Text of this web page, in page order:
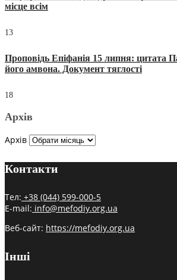
місце всім
13
Проповідь Епіфанія 15 липня: цитата
його амвона. Документ тяглості
18
Архів
Архів
Контакти
Тел: +38 (044) 599-000-5
E-mail: info@mefodiy.org.ua
Веб-сайт: https://mefodiy.org.ua
Інші